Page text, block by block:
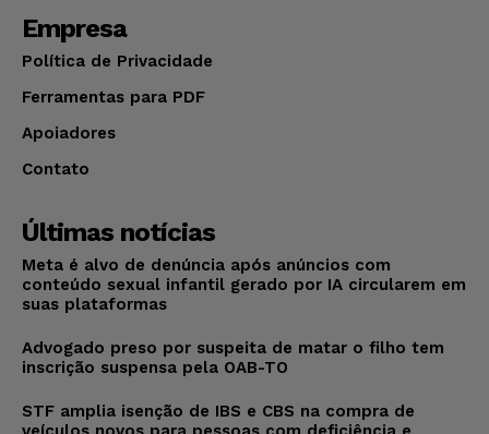
Empresa
Política de Privacidade
Ferramentas para PDF
Apoiadores
Contato
Últimas notícias
Meta é alvo de denúncia após anúncios com
conteúdo sexual infantil gerado por IA circularem em
suas plataformas
Advogado preso por suspeita de matar o filho tem
inscrição suspensa pela OAB-TO
STF amplia isenção de IBS e CBS na compra de